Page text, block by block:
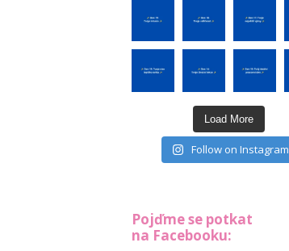
Load More
Follow on Instagram
Pojďme se potkat
na Facebooku: